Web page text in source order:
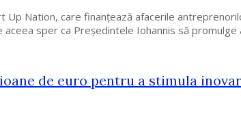
Up Nation, care finanțează afacerile
sper ca Președintele Iohannis să promulge
de euro pentru a stimula